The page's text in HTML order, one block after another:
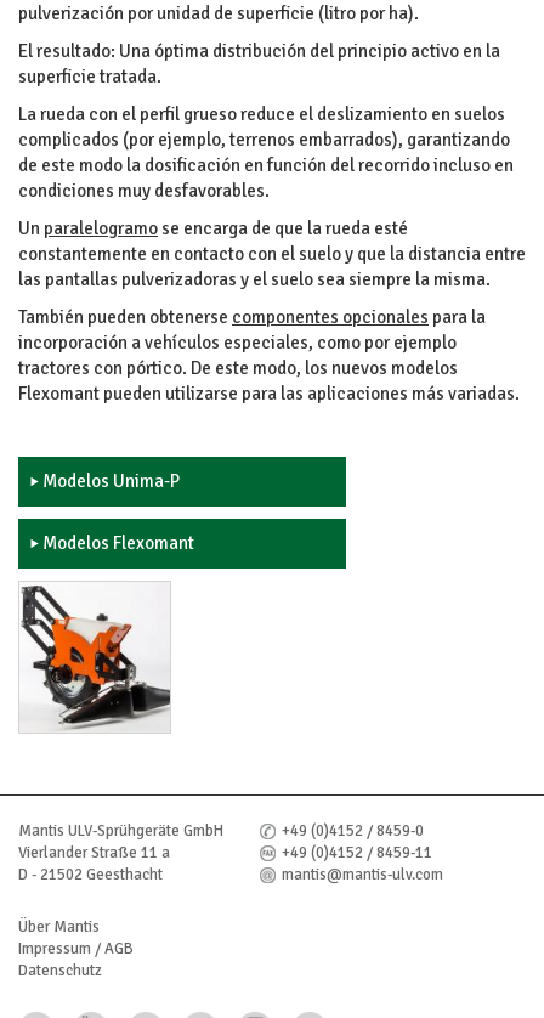
pulverización por unidad de superficie (litro por ha).
El resultado: Una óptima distribución del principio activo en la
superficie tratada.
La rueda con el perfil grueso reduce el deslizamiento en suelos
complicados (por ejemplo, terrenos embarrados), garantizando
de este modo la dosificación en función del recorrido incluso en
condiciones muy desfavorables.
Un paralelogramo se encarga de que la rueda esté
constantemente en contacto con el suelo y que la distancia entre
las pantallas pulverizadoras y el suelo sea siempre la misma.
También pueden obtenerse componentes opcionales para la
incorporación a vehículos especiales, como por ejemplo
tractores con pórtico. De este modo, los nuevos modelos
Flexomant pueden utilizarse para las aplicaciones más variadas.
Modelos Unima-P
Modelos Flexomant
Mantis ULV-Sprühgeräte GmbH
Vierlander Straße 11 a
D - 21502 Geesthacht
+49 (0)4152 / 8459-0
+49 (0)4152 / 8459-11
mantis@mantis-ulv.com
Über Mantis
Impressum / AGB
Datenschutz